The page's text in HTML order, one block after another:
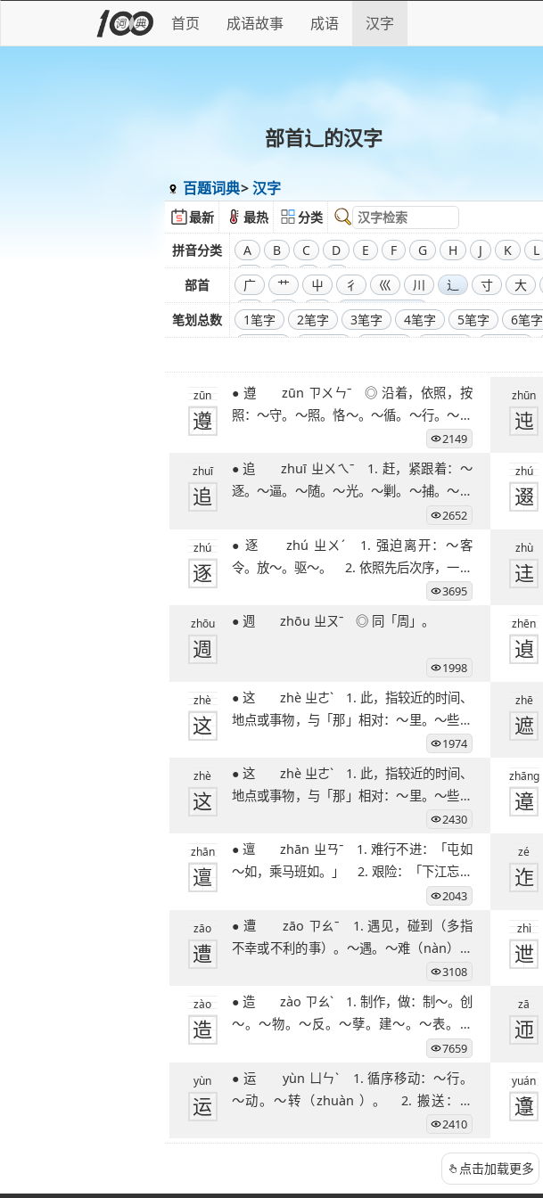
首页 成语故事 成语 汉字
部首辶的汉字
百题词典 汉字
最新 最热
分类
拼音分类
A B C D E F G H J K L
W
X Y Z
部首 广 艹 屮 彳 巛 川 辶 寸 大
彑
巾 口 全部偏旁部首
笔划总数 1笔字 2笔字 3笔字 4笔字 5笔字 6笔字
20笔字
21笔字 22笔字 23笔字 24笔字
29笔字
30笔字 31笔字 32笔字 33笔字
51笔字
zūn
遵
● 遵 zūn ㄗㄨㄣˉ ◎ 沿着，依照，按
照：～守。～照。恪～。～循。～行。～养
2149
zhūn
迍
zhuī
追
● 追 zhuī ㄓㄨㄟˉ 1. 赶，紧跟着：～
逐。～逼。～随。～光。～剿。～捕。～奔
2652
zhú
逫
zhú
逐
● 逐 zhú ㄓㄨˊ 1. 强迫离开：～客
令。放～。驱～。 2. 依照先后次序，一一
3695
zhù
迬
zhōu
週
● 週 zhōu ㄓㄡˉ ◎ 同「周」。
1998
zhēn
遉
zhè
这
● 这 zhè ㄓㄜˋ 1. 此，指较近的时间、
地点或事物，与「那」相对：～里。～些。
1974
zhē
遮
zhè
这
● 这 zhè ㄓㄜˋ 1. 此，指较近的时间、
地点或事物，与「那」相对：～里。～些。
2430
zhāng
遧
zhān
邅
● 邅 zhān ㄓㄢˉ 1. 难行不进：「屯如
～如，乘马班如。」 2. 艰险：「下江忘其
2043
zé
迮
zāo
遭
● 遭 zāo ㄗㄠˉ 1. 遇见，碰到（多指
不幸或不利的事）。～遇。～难（nàn）。
3108
zhì
迣
zào
造
● 造 zào ㄗㄠˋ 1. 制作，做：制～。创
～。～物。～反。～孽。建～。～表。～
7659
zā
迊
yùn
运
● 运 yùn ㄩㄣˋ 1. 循序移动：～行。
～动。～转（zhuàn ）。 2. 搬送：～
2410
yuán
邍
点击加载更多